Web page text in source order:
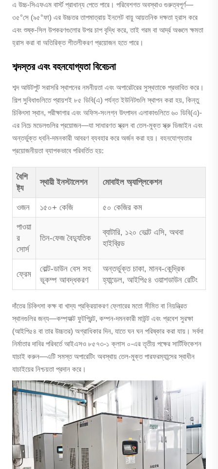
এ উচ্চ-সিএফএম বার্স্ট প্রাধান্য পেতে পারে। পরিবেশগত অবস্থাও গুরুত্বপূর্ণ—
৩৫°সে (৯৫°ফা) এর উচ্চতর তাপমাত্রায় ইনলেট বায়ু আয়তনিক দক্ষতা হ্রাস করে
এবং শুষ্ক-সিল উপকরণগুলোর উপর চাপ বৃদ্ধি করে, তাই গরম বা আর্দ্র অঞ্চলে ক্ষমতা
হ্রাস করা বা অতিরিক্ত শীতলীকরণ প্রয়োজন হতে পারে।
শব্দস্তর এবং বহনযোগ্যতা বিবেচনা
শব্দ আউটপুট সরাসরি স্থাপনের নমনীয়তা এবং অপারেটরের সুস্থতাকে প্রভাবিত করে।
শিল্প সুবিধাগুলিতে প্রায়শই ৮৫ ডিবি(এ) পর্যন্ত ইউনিটগুলি স্থাপন করা হয়, কিন্তু
চিকিৎসা স্থান, পরীক্ষাগার এবং অফিস-সংলগ্ন উৎপাদন এলাকাগুলিতে ৬০ ডিবি(এ)-
এর নিচে মডেলগুলির প্রয়োজন—যা সাধারণত স্ক্রল বা তেল-মুক্ত স্ক্রু ডিজাইন এবং
অন্তর্ভুক্ত ধ্বনি-দমনকারী আবরণ ব্যবহার করে অর্জন করা হয়। বহনযোগ্যতার
প্রয়োজনীয়তা ব্যাপকভাবে পরিবর্তিত হয়:
বৈশি
ষ্ট্য
স্থায়ী ইনস্টালেশন মোবাইল অ্যাপ্লিকেশন
ওজন ১৫০+ কেজি ৫০ কেজির কম
পাওয়া
র
সোর্স
তিন-ফেজ বৈদ্যুতিক
ব্যাটারি, ১২০ ভোল্ট এসি, অথবা
হাইব্রিড
ফ্রেম
বোল্ট-ডাউন বেস সহ
ভূকম্প আবদ্ধকরণ
অন্তর্ভুক্ত চাকা, মানব-কেন্দ্রিক
হ্যান্ডেল, আইপি৫৪ ওয়াশডাউন রেটিং
দাঁতের চিকিৎসা কক্ষ বা খাদ্য প্রক্রিয়াকরণ ফ্লোরের মতো সীমিত বা নিয়ন্ত্রিত
স্থানগুলির জন্য—কম্প্যাক্ট ফুটপ্রিন্ট, কম্পন-দমনকারী মাউন্ট এবং প্রবেশ সুরক্ষা
(আইপি৫৪ বা তার উচ্চতর) অগ্রাধিকার দিন, যাতে ঘন ঘন পরিষ্কার করা যায়। সর্বদা
নির্মাতার দাবির পরিবর্তে আইএসও ৮৫৭৩-১ ক্লাস ০-এর তৃতীয় পক্ষের সার্টিফিকেশন
যাচাই করুন—এটি সমস্ত অপারেটিং অবস্থায় তেল-মুক্ত পারফরম্যান্সের স্বাধীন
যাচাইয়ের নিশ্চয়তা প্রদান করে।